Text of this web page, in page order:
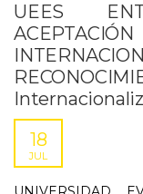
UEES
18
JUL